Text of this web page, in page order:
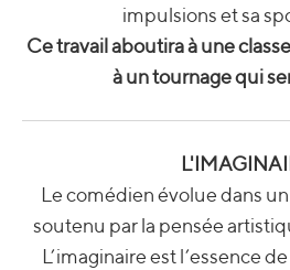
impulsions et sa
Ce travail aboutira à une
à un tournage qui
Le comédien évolue dans
soutenu par la pensée
L’imaginaire est l’essence